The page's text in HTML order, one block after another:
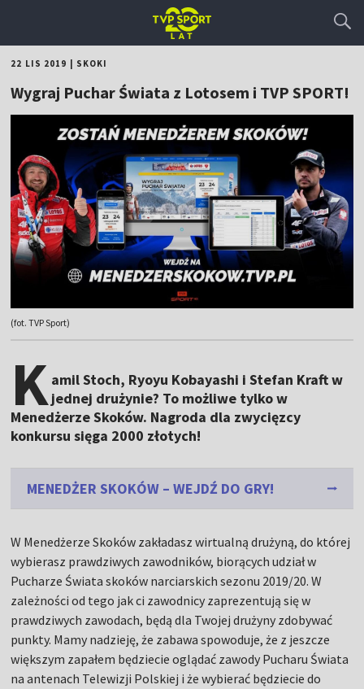
22 LIS 2019 SKOKI
Wygraj Puchar Świata z Lotosem i TVP SPORT!
(fot. TVP Sport)
Kamil Stoch, Ryoyu Kobayashi i Stefan Kraft w
jednej drużynie? To możliwe tylko w
Menedżerze Skoków. Nagroda dla zwycięzcy
konkursu sięga 2000 złotych!
MENEDŻER SKOKÓW – WEJDŹ DO GRY!
W Menedżerze Skoków zakładasz wirtualną drużyną, do której
wybierasz prawdziwych zawodników, biorących udział w
Pucharze Świata skoków narciarskich sezonu 2019/20. W
zależności od tego jak ci zawodnicy zaprezentują się w
prawdziwych zawodach, będą dla Twojej drużyny zdobywać
punkty. Mamy nadzieję, że zabawa spowoduje, że z jeszcze
większym zapałem będziecie oglądać zawody Pucharu Świata
na antenach Telewizji Polskiej i że wybierać będziecie do